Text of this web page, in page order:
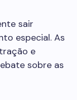
sair
especial. As
e
sobre as